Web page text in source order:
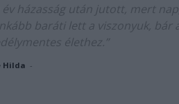
házasság után jutott, mert
baráti lett a viszonyuk, bár
élethez.”
Hilda -